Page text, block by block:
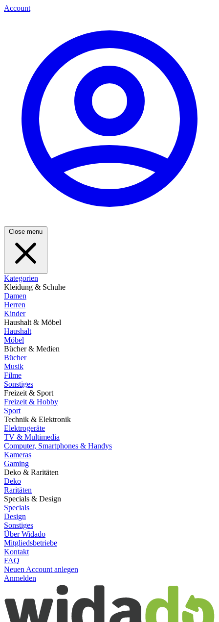
Account
Close menu
Kategorien
Kleidung & Schuhe
Damen
Herren
Kinder
Haushalt & Möbel
Haushalt
Möbel
Bücher & Medien
Bücher
Musik
Filme
Sonstiges
Freizeit & Sport
Freizeit & Hobby
Sport
Technik & Elektronik
Elektrogeräte
TV & Multimedia
Computer, Smartphones & Handys
Kameras
Gaming
Deko & Raritäten
Deko
Raritäten
Specials & Design
Specials
Design
Sonstiges
Über Widado
Mitgliedsbetriebe
Kontakt
FAQ
Neuen Account anlegen
Anmelden